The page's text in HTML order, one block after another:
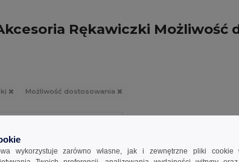
Rękawiczki Możliwość
Możliwość dostosowania
wykorzystuje zarówno własne, jak i zewnętrzne pliki